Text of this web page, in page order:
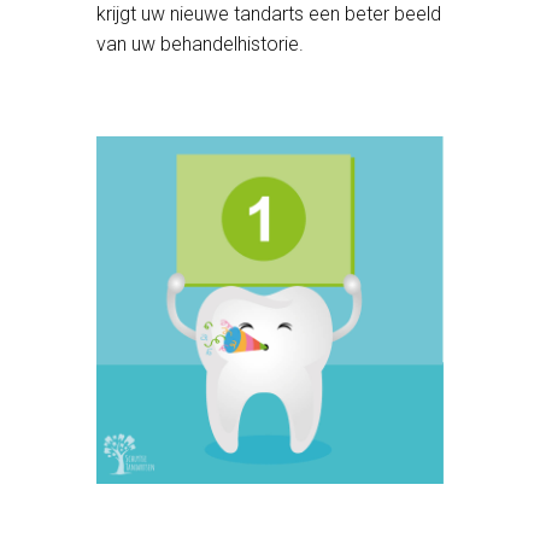
krijgt uw nieuwe tandarts een beter beeld
van uw behandelhistorie.